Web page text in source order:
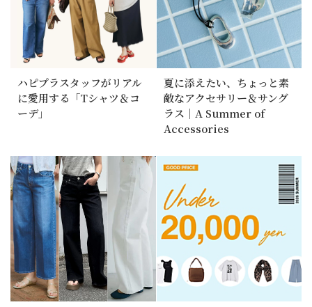
ハピプラスタッフがリアル
に愛用する「Tシャツ＆コ
ーデ」
夏に添えたい、ちょっと素
敵なアクセサリー＆サング
ラス｜A Summer of
Accessories